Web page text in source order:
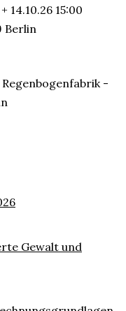
14.10.26 15:00
Berlin
Regenbogenfabrik -
Gewalt und